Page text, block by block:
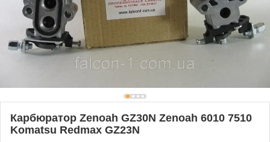
Карбюратор Zenoah GZ30N Zenoah 6010 7510
Komatsu Redmax GZ23N